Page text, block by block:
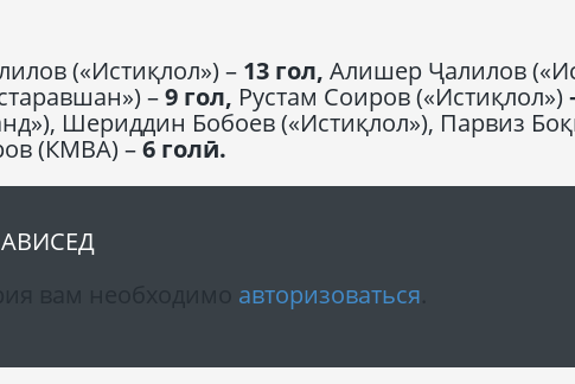
(«Истиқлол») – 13 гол, Алишер Ҷалилов
–9 гол, Рустам Соиров («Истиқлол»)
Шериддин Бобоев («Истиқлол»), Парвиз
(КМВА) –6 голӣ.
авторизоваться